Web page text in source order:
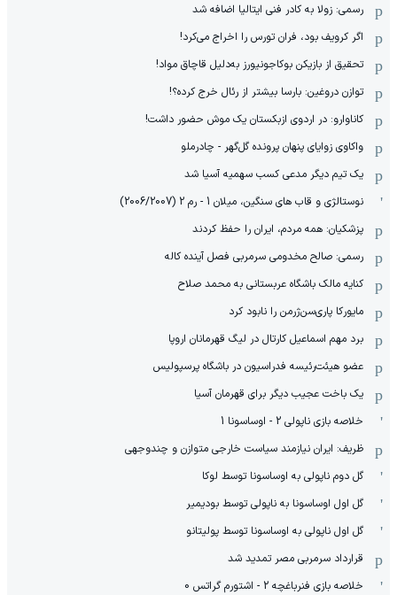
رسمی: زولا به کادر فنی ایتالیا اضافه شد
اگر کرویف بود، فران تورس را اخراج می‌کرد!
تحقیق از بازیکن بوکاجونیورز به‌دلیل قاچاق مواد!
توازن دروغین: بارسا بیشتر از رئال خرج کرده؟!
کاناوارو: در اردوی ازبکستان یک موش حضور داشت!
واکاوی زوایای پنهان پرونده گل‌گهر - چادرملو
یک تیم دیگر مدعی کسب سهمیه آسیا شد
نوستالژی و قاب های سنگین، میلان 1 - رم 2 (2006/2007)
پزشکیان: همه مردم، ایران را حفظ کردند
رسمی: صالح مخدومی سرمربی فصل آینده کاله
کنایه مالک باشگاه عربستانی به محمد صلاح
مایورکا پاری‌سن‌ژرمن را نابود کرد
برد مهم اسماعیل کارتال در لیگ قهرمانان اروپا
عضو هیئت‌رئیسه فدراسیون در باشگاه پرسپولیس
یک باخت عجیب دیگر برای قهرمان آسیا
خلاصه بازی ناپولی 2 - اوساسونا 1
ظریف: ایران نیازمند سیاست خارجی متوازن و چندوجهی
گل دوم ناپولی به اوساسونا توسط لوکا
گل اول اوساسونا به ناپولی توسط بودیمیر
گل اول ناپولی به اوساسونا توسط پولیتانو
قرارداد سرمربی مصر تمدید شد
خلاصه بازی فنرباغچه 2 - اشتورم گراتس 0